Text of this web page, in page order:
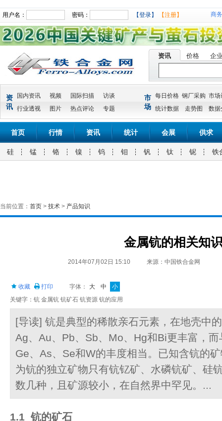
用户名： 密码： 【登录】 【注册】 商
资讯 价格 企
资
讯
国内资讯 视频 国际扫描
访谈
行业透视
图片 热点评论 专题
市
场
每日价格 钢厂采购 市场
统计数据
走势图 数据
首页 行情 资讯 统计 会展 供求
硅 锰 铬 镍 钨 钼 钒 钛 铌 铁
当前位置： 首页 > 技术 > 产品知识
金属钪的相关知
2014年07月02日 15:10 来源：中国铁合金网
收藏 打印 字体： 大 中
小
关键字：钪 金属钪 钪矿石 钪资源 钪的应用
[导读] 钪是典型的稀散亲石元素，在地壳中
Ag、Au、Pb、Sb、Mo、Hg和Bi更丰富，
Ge、As、Se和W的丰度相当。已知含钪的
为钪的独立矿物只有钪钇矿、水磷钪矿、硅
数几种，且矿源较小，在自然界中罕见。...
1.1 钪的矿石